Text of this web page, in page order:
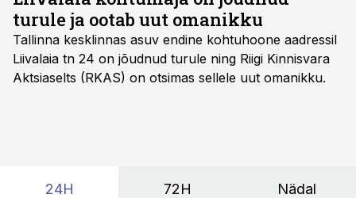
ehitusuudised“.
turule ja ootab uut omanikku
Tallinna kesklinnas asuv endine kohtuhoone aadressil
Liivalaia tn 24 on jõudnud turule ning Riigi Kinnisvara
Aktsiaselts (RKAS) on otsimas sellele uut omanikku.
24H 72H Nädal